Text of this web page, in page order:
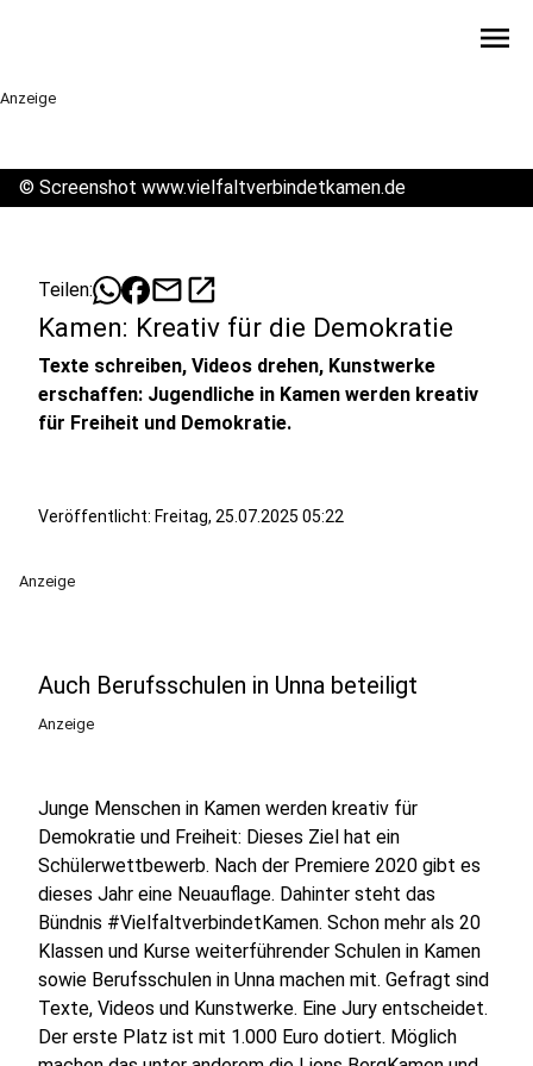
menu
Anzeige
© Screenshot www.vielfaltverbindetkamen.de
Teilen: mailopen_in_new
Kamen: Kreativ für die Demokratie
Texte schreiben, Videos drehen, Kunstwerke
erschaffen: Jugendliche in Kamen werden kreativ
für Freiheit und Demokratie.
Veröffentlicht: Freitag, 25.07.2025 05:22
Anzeige
Auch Berufsschulen in Unna beteiligt
Anzeige
Junge Menschen in Kamen werden kreativ für
Demokratie und Freiheit: Dieses Ziel hat ein
Schülerwettbewerb. Nach der Premiere 2020 gibt es
dieses Jahr eine Neuauflage. Dahinter steht das
Bündnis #VielfaltverbindetKamen. Schon mehr als 20
Klassen und Kurse weiterführender Schulen in Kamen
sowie Berufsschulen in Unna machen mit. Gefragt sind
Texte, Videos und Kunstwerke. Eine Jury entscheidet.
Der erste Platz ist mit 1.000 Euro dotiert. Möglich